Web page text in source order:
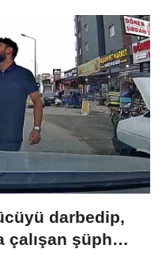
darbedip,
çalışan şüpheli